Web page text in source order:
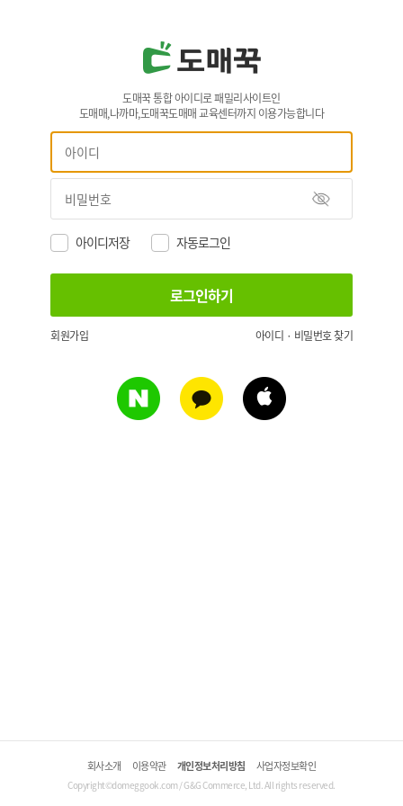
도매꾹 통합 아이디로 패밀리사이트인
도매매,나까마,도매꾹도매매 교육센터까지 이용가능합니다
아이디저장 자동로그인
회원가입 아이디 · 비밀번호 찾기
회사소개 이용약관 개인정보처리방침 사업자정보확인
Copyright©domeggook.com / G&G Commerce, Ltd. All rights reserved.